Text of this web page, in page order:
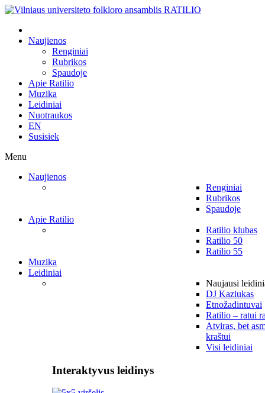
Naujienos
Renginiai
Rubrikos
Spaudoje
Apie Ratilio
Muzika
Leidiniai
Nuotraukos
EN
Susisiek
Menu
Naujienos
Renginiai
Rubrikos
Spaudoje
Apie Ratilio
Ratilio klubas
Ratilio 50
Ratilio 55
Muzika
Leidiniai
Naujausi
DJ Kaziukas
Etnožadintuvai
Ratilio – ratui
Atviras, bet
kraštui
Visi leidiniai
Interaktyvus leidinys